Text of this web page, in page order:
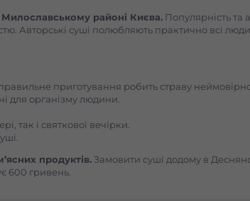
районі Києва. Популярність та
Авторські суші полюбляють практично всі
приготування робить страву
для організму людини.
так і святкової вечірки.
продуктів. Замовити суші додому в
600 гривень.